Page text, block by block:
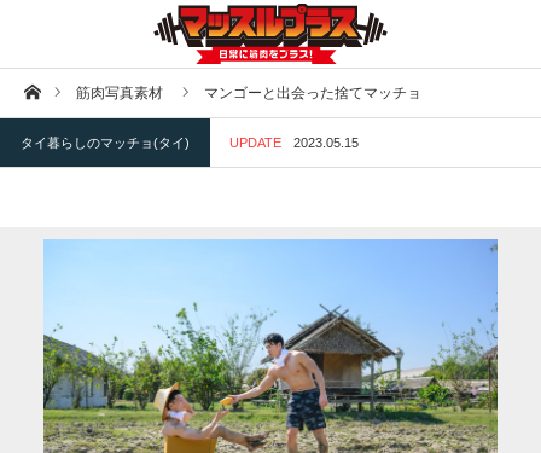
ホーム筋肉写真素材 マンゴーと出会った捨てマッチョ
タイ暮らしのマッチョ(タイ) UPDATE 2023.05.15